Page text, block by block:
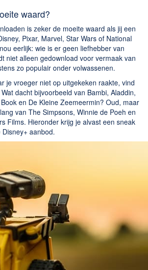
waard?
is zeker de moeite waard als jij een
Pixar, Marvel, Star Wars of National
eerlijk: wie is er geen liefhebber van
niet alleen gedownload voor vermaak van
zo populair onder volwassenen.
je vroeger niet op uitgekeken raakte, vind
dacht bijvoorbeeld van Bambi, Aladdin,
en De Kleine Zeemeermin? Oud, maar
van The Simpsons, Winnie de Poeh en
Films. Hieronder krijg je alvast een sneak
aanbod.